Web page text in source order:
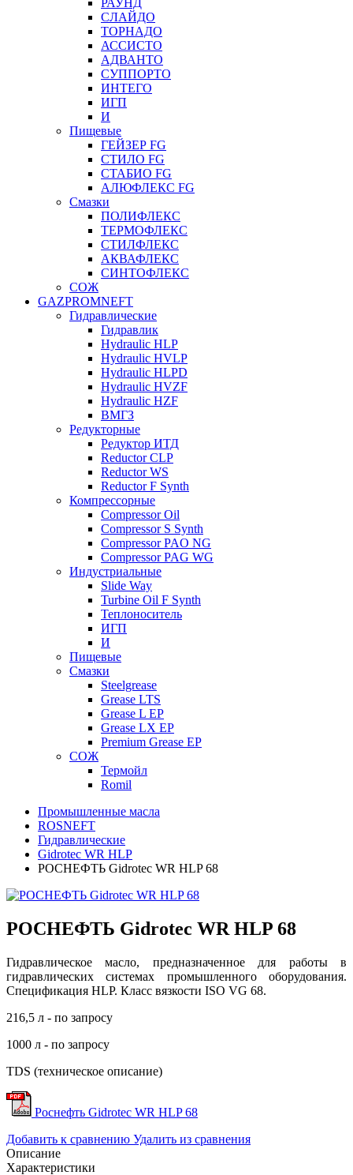
РАУНД
СЛАЙДО
ТОРНАДО
АССИСТО
АДВАНТО
СУППОРТО
ИНТЕГО
ИГП
И
Пищевые
ГЕЙЗЕР FG
СТИЛО FG
СТАБИО FG
АЛЮФЛЕКС FG
Смазки
ПОЛИФЛЕКС
ТЕРМОФЛЕКС
СТИЛФЛЕКС
АКВАФЛЕКС
СИНТОФЛЕКС
СОЖ
GAZPROMNEFT
Гидравлические
Гидравлик
Hydraulic HLP
Hydraulic HVLP
Hydraulic HLPD
Hydraulic HVZF
Hydraulic HZF
ВМГЗ
Редукторные
Редуктор ИТД
Reductor CLP
Reductor WS
Reductor F Synth
Компрессорные
Compressor Oil
Compressor S Synth
Compressor PAO NG
Compressor PAG WG
Индустриальные
Slide Way
Turbine Oil F Synth
Теплоноситель
ИГП
И
Пищевые
Смазки
Steelgrease
Grease LTS
Grease L EP
Grease LX EP
Premium Grease EP
СОЖ
Термойл
Romil
Промышленные масла
ROSNEFT
Гидравлические
Gidrotec WR HLP
РОСНЕФТЬ Gidrotec WR HLP 68
РОСНЕФТЬ Gidrotec WR HLP 68
Гидравлическое масло, предназначенное для работы в
гидравлических системах промышленного оборудования.
Спецификация HLP. Класс вязкости ISO VG 68.
216,5 л - по запросу
1000 л - по запросу
TDS (техническое описание)
Роснефть Gidrotec WR HLP 68
Добавить к сравнению Удалить из сравнения
Описание
Характеристики